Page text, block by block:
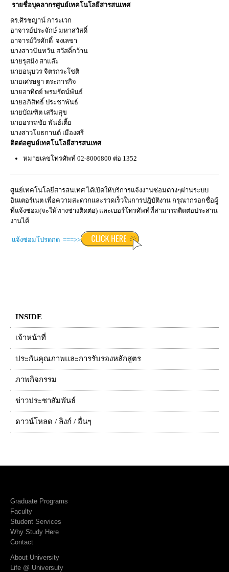
รายชื่อบุคลากรศูนย์เทคโนโลยีสารสนเทศ
ดร.ศิรชญาน์ การะเวก
อาจารย์ประจักษ์ มหาสวัสดิ์
อาจารย์วีรศักดิ์ จงเลขา
นางสาวนันทวัน สวัสดิ์กว้าน
นายรุสมิง สาแล๊ะ
นายอนุบวร จิตรกระโชติ
นายเศรษฐา ตระการกิจ
นายอาทิตย์ พรมรัตน์พันธ์
นายอภิสิทธิ์ ประชาพันธ์
นายบัณฑิต เสริมสุข
นายอรรถชัย พันธ์เตี้ย
นางสาวโยธกานต์ เมืองศรี
ติดต่อศูนย์เทคโนโลยีสารสนเทศ
หมายเลขโทรศัพท์ 02-8006800 ต่อ 1352
ศูนย์เทคโนโลยีสารสนเทศ ได้เปิดให้บริการแจ้งงานซ่อมต่างๆผ่านระบบ
อินเตอร์เนต เพื่อความสะดวกและรวดเร็วในการปฎิบัติงาน กรุณากรอกชื่อผู้
ที่แจ้งซ่อม(จะให้ทางช่างติดต่อ) และเบอร์โทรศัพท์ที่สามารถติดต่อประสาน
งานได้
แจ้งซ่อมโปรดกด ===>>
INSIDE
เจ้าหน้าที่
ประกันคุณภาพและการรับรองหลักสูตร
ภาพกิจกรรม
ข่าวประชาสัมพันธ์
ดาวน์โหลด / ลิงก์ / อื่นๆ
Graduate Programs
Faculty
Student Services
Why Study Here
Contact
About University
Life @ Universuty